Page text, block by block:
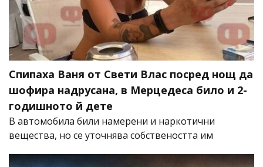
Спипаха Ваня от Свети Влас посред нощ да
шофира надрусана, в Мерцедеса било и 2-
годишното й дете
В автомобила били намерени и наркотични
вещества, но се уточнява собствеността им